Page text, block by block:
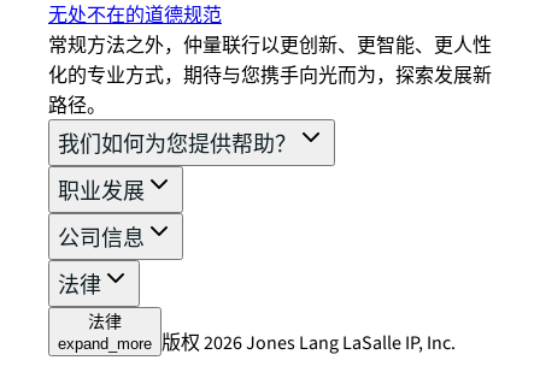
无处不在的道德规范
常规方法之外，仲量联行以更创新、更智能、更人性
化的专业方式，期待与您携手向光而为，探索发展新
路径。
我们如何为您提供帮助？
职业发展
公司信息
法律
法律
expand_more 版权 2026 Jones Lang LaSalle IP, Inc.